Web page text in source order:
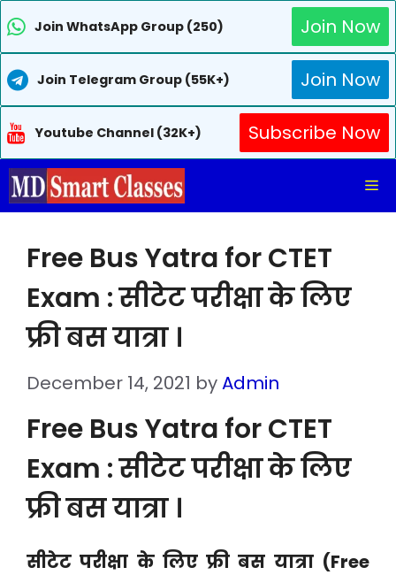
Join WhatsApp Group (250) Join Now
Join Telegram Group (55K+) Join Now
Youtube Channel (32K+)
Subscribe Now
Skip
to
Free Bus Yatra for CTET
Exam : सीटेट परीक्षा के लिए
फ्री बस यात्रा ।
December 14, 2021 byAdmin
Free Bus Yatra for CTET
Exam : सीटेट परीक्षा के लिए
फ्री बस यात्रा ।
सीटेट परीक्षा के लिए फ्री बस यात्रा (Free